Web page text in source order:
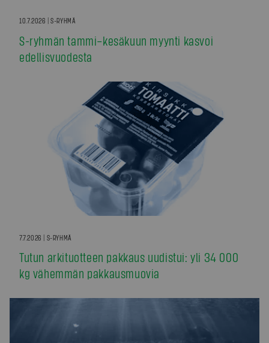
10.7.2026 | S-RYHMÄ
S-ryhmän tammi–kesäkuun myynti kasvoi
edellisvuodesta
7.7.2026 | S-RYHMÄ
Tutun arkituotteen pakkaus uudistui: yli 34 000
kg vähemmän pakkausmuovia